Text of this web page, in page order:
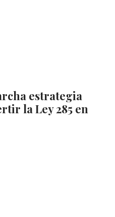
estrategia
la Ley 285 en